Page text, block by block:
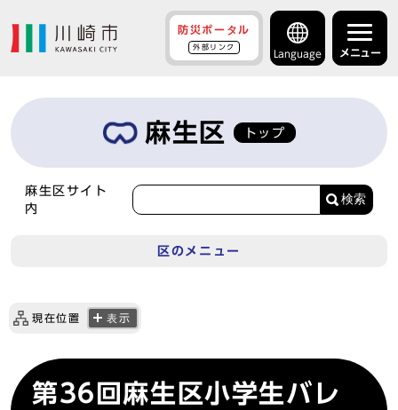
防災ポータル
外部リンク
Language メニュー
麻生区 トップ
麻生区サイト
内
検索
区のメニュー
現在位置 表示
第36回麻生区小学生バレ